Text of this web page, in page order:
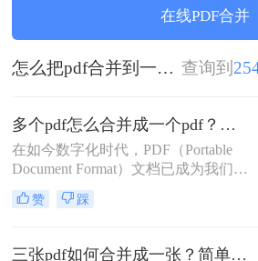
起，pdf合并免费
在线PDF合并
怎么把pdf合并到一起，pdf合并免费 查询到
多个pdf怎么合并成一个pdf？学会这3招，1分钟轻松搞定！
在如今数字化时代，PDF（Portable
Document Format）文档已成为我们生
活和工作中最常见的文件格式之一。
不论是在学术、商务还是日常生活
文件合并成一个的情况。那么多个pdf
赞 踩
三张pdf如何合并成一张？简单易操作的3个方法！